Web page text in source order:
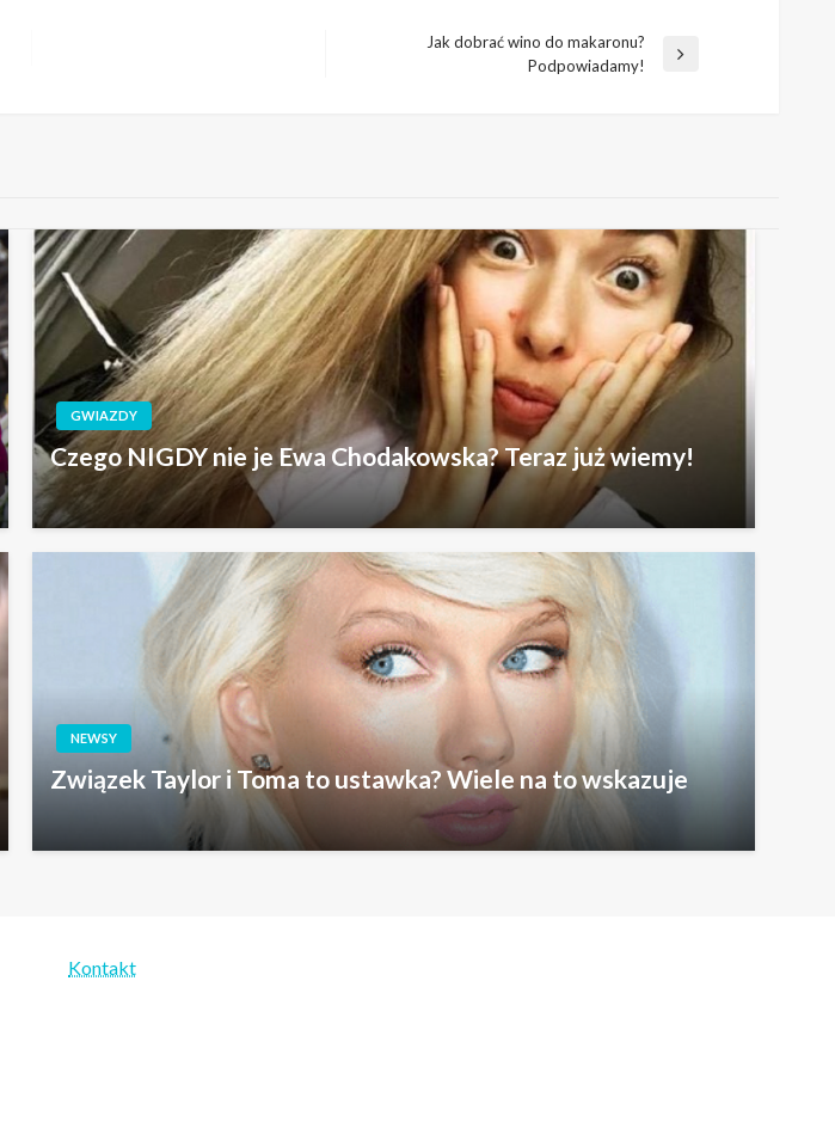
Jak dobrać wino do makaronu?
Podpowiadamy!
GWIAZDY
Czego NIGDY nie je Ewa Chodakowska? Teraz już wiemy!
NEWSY
Związek Taylor i Toma to ustawka? Wiele na to wskazuje
Kontakt